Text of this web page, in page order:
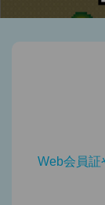
Web会員証